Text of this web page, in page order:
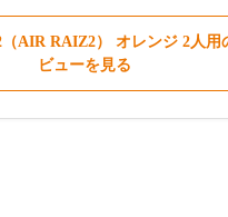
AIR RAIZ2） オレンジ 2人用
ビューを見る